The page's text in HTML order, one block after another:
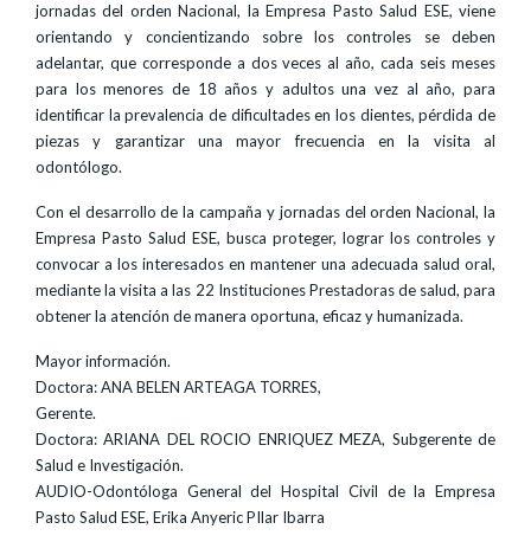
jornadas del orden Nacional, la Empresa Pasto Salud ESE, viene
orientando y concientizando sobre los controles se deben
adelantar, que corresponde a dos veces al año, cada seis meses
para los menores de 18 años y adultos una vez al año, para
identificar la prevalencia de dificultades en los dientes, pérdida de
piezas y garantizar una mayor frecuencia en la visita al
odontólogo.
Con el desarrollo de la campaña y jornadas del orden Nacional, la
Empresa Pasto Salud ESE, busca proteger, lograr los controles y
convocar a los interesados en mantener una adecuada salud oral,
mediante la visita a las 22 Instituciones Prestadoras de salud, para
obtener la atención de manera oportuna, eficaz y humanizada.
Mayor información.
Doctora: ANA BELEN ARTEAGA TORRES,
Gerente.
Doctora: ARIANA DEL ROCIO ENRIQUEZ MEZA, Subgerente de
Salud e Investigación.
AUDIO-Odontóloga General del Hospital Civil de la Empresa
Pasto Salud ESE, Erika Anyeric PIlar Ibarra